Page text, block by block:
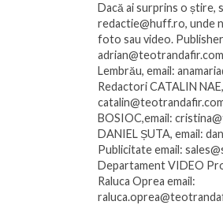
Dacă ai surprins o știre,
redactie@huff.ro, unde
foto sau video.
Lembrău, email:
Redactori CATALIN
BOSIOC,email:
DANIEL ȘUTA, email:
Publicitate email:
Departament VIDEO
Raluca Oprea email: